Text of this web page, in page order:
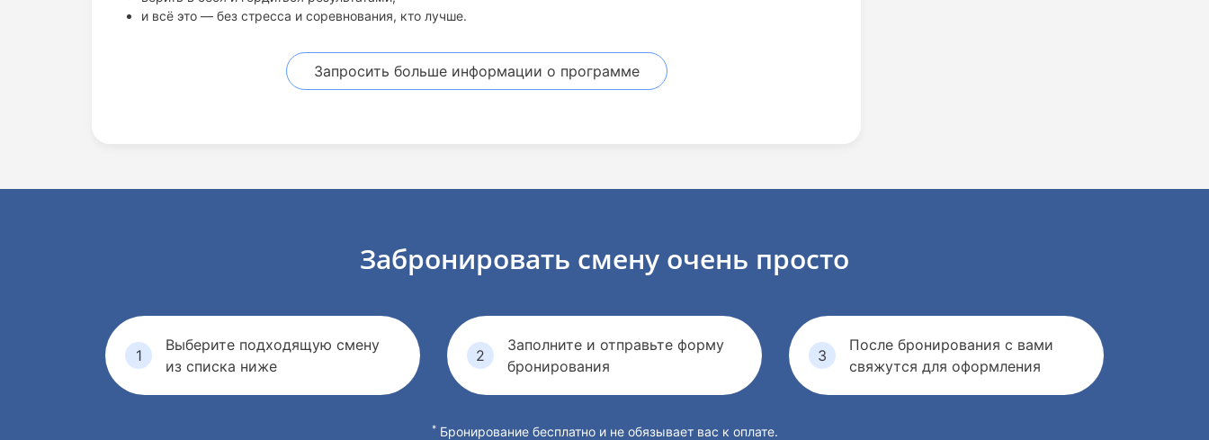
и всё это — без стресса и соревнования, кто лучше.
Запросить больше информации о программе
Забронировать смену очень просто
Выберите подходящую смену
из списка ниже
Заполните и отправьте форму
бронирования
После бронирования с вами
свяжутся для оформления
*Бронирование бесплатно и не обязывает вас к оплате.